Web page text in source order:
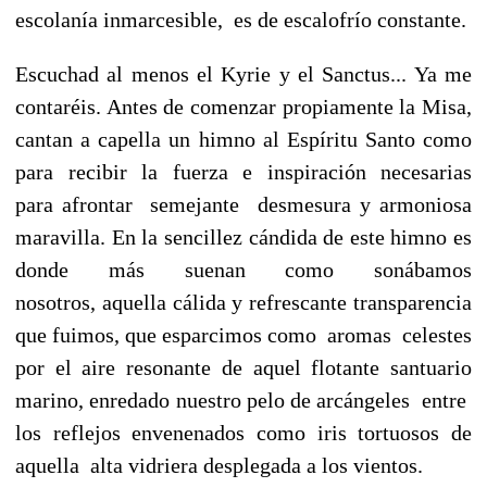
escolanía inmarcesible, es de escalofrío constante.
Escuchad al menos el Kyrie y el Sanctus... Ya me
contaréis. Antes de comenzar propiamente la Misa,
cantan a capella un himno al Espíritu Santo como
para recibir la fuerza e inspiración necesarias
paraafrontar semejante desmesura y armoniosa
maravilla. En la sencillez cándida de este himno es
donde más suenan como sonábamos
nosotros, aquella cálida y refrescante transparencia
que fuimos, que esparcimos como aromas celestes
por el aire resonante de aquel flotante santuario
marino, enredado nuestro pelo de arcángeles entre
los reflejos envenenados como iris tortuosos de
aquella alta vidriera desplegada a los vientos.